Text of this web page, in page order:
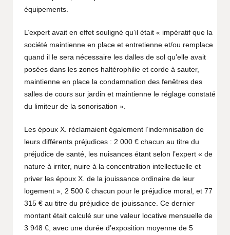
équipements.
L’expert avait en effet souligné qu’il était « impératif que la
société maintienne en place et entretienne et/ou remplace
quand il le sera nécessaire les dalles de sol qu’elle avait
posées dans les zones haltérophilie et corde à sauter,
maintienne en place la condamnation des fenêtres des
salles de cours sur jardin et maintienne le réglage constaté
du limiteur de la sonorisation ».
Les époux X. réclamaient également l’indemnisation de
leurs différents préjudices : 2 000 € chacun au titre du
préjudice de santé, les nuisances étant selon l’expert « de
nature à irriter, nuire à la concentration intellectuelle et
priver les époux X. de la jouissance ordinaire de leur
logement », 2 500 € chacun pour le préjudice moral, et 77
315 € au titre du préjudice de jouissance. Ce dernier
montant était calculé sur une valeur locative mensuelle de
3 948 €, avec une durée d’exposition moyenne de 5